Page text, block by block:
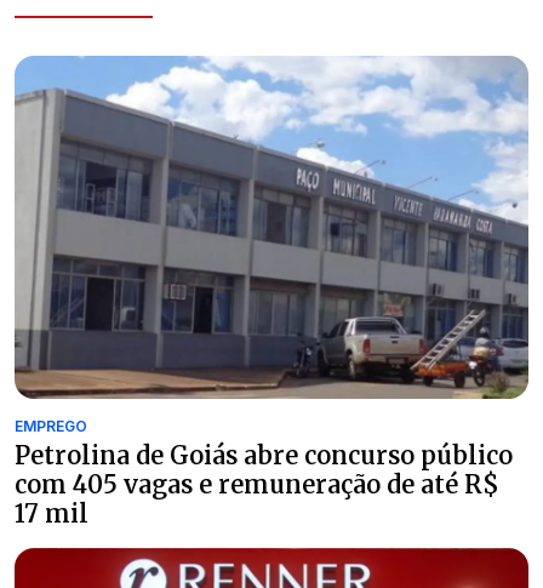
EMPREGO
Petrolina de Goiás abre concurso público
com 405 vagas e remuneração de até R$
17 mil